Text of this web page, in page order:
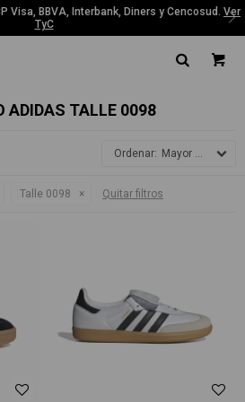
Visa, BBVA, Interbank, Diners y Cencosud. Ver
TyC
ADIDAS TALLE 0098
Mayor precio
Talle 0098 Quitar filtros